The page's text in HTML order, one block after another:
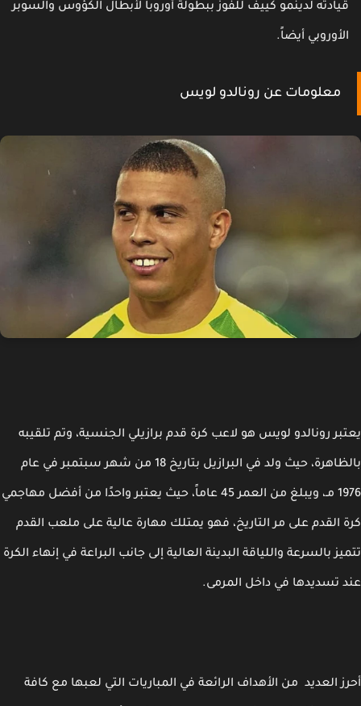
لدينمو كييف للفوز ببطولة أوروبا لأبطال الكؤوس والسوبر
أيضاً.
معلومات عن رونالدو لويس
رونالدو لويس هو لاعب كرة قدم برازيلي الجنسية، وتم تلقيبه
بالظاهرة، حيث ولد في البرازيل بتاريخ 18 من شهر سبتمبر في عام
1976 مـ، ويبلغ من العمر 45 عاماً، حيث يعتبر واحدًا من أفضل مهاجمي
القدم على مر التاريخ، فهو يمتلك مهارة عالية على ملعب القدم
بالسرعة واللياقة البدينة العالية إلى جانب البراعة في إنهاء الكرة
تسديدها في داخل المرمى.
العديد من الأهداف الرائعة في المباريات التي لعبها مع كافة